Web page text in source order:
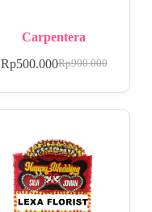
Carpentera
Rp900.000
Rp500.000